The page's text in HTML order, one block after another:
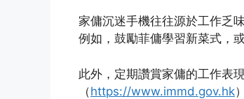
家傭沉迷手機往往源於工作乏
例如，鼓勵菲傭學習新菜式，
此外，定期讚賞家傭的工作表
（https://www.immd.gov.hk